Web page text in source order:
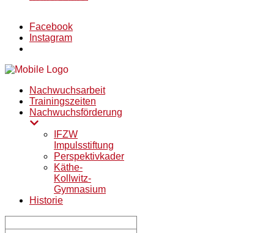
Facebook
Instagram
Nachwuchsarbeit
Trainingszeiten
Nachwuchsförderung
IFZW
Impulsstiftung
Perspektivkader
Käthe-
Kollwitz-
Gymnasium
Historie